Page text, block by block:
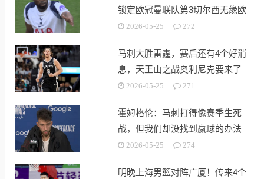
锁定欧冠曼联队第3切尔西无缘欧
战2026-05-25 272
马刺大胜雷霆，赛后还有4个好消
息，天王山之战奥利尼克要来了
2026-05-25 271
霍姆格伦：马刺打得像赛季生死
战，但我们却没找到赢球的办法
2026-05-25 274
明晚上海男篮对阵广厦！传来4个